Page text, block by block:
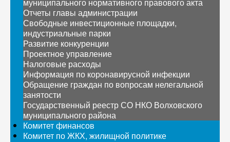
Отчеты главы администрации
Свободные инвестиционные площадки,
индустриальные парки
Развитие конкуренции
Проектное управление
Налоговые расходы
Информация по коронавирусной инфекции
Обращение граждан по вопросам нелегальной
занятости
Государственный реестр СО НКО Волховского
муниципального района
Комитет финансов
Комитет по ЖКХ, жилищной политике